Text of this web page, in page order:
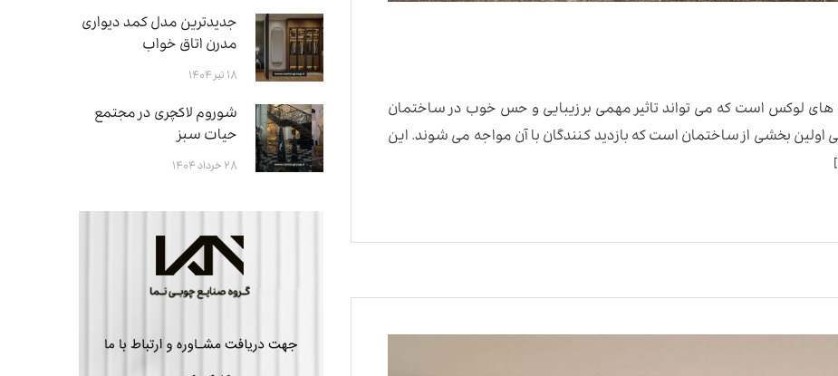
های لوکس است که می تواند تاثیر مهمی بر زیبایی و حس خوب در ساختمان
اولین بخشی از ساختمان است که بازدید کنندگان با آن مواجه می شوند. این
جدیدترین مدل کمد دیواری
مدرن اتاق خواب
۱۸ تیر ۱۴۰۴
شوروم لاکچری در مجتمع
حیات سبز
۲۸ خرداد ۱۴۰۴